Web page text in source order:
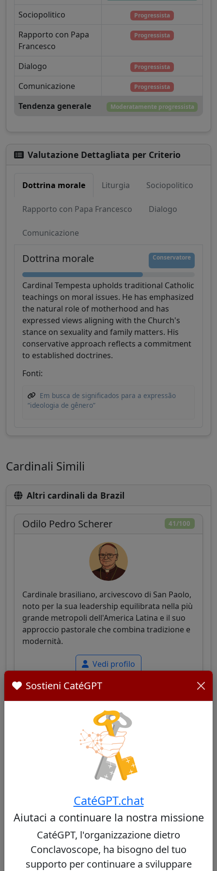
Sociopolitico
Progressista
Rapporto con Papa
Francesco
Progressista
Dialogo Progressista
Comunicazione Progressista
Tendenza generale Moderatamente progressista
Valutazione Dettagliata per Criterio
Dottrina morale Liturgia Sociopolitico
Rapporto con Papa Francesco Dialogo
Comunicazione
Dottrina morale Conservatore
Cardinal Tempesta upholds traditional Catholic
teachings on moral issues. He has emphasized
the natural role of motherhood and has
expressed views aligning with the Church's
stance on sexuality and family matters. His
conservative approach reflects a commitment
to established doctrines.
Fonti:
Em busca de significados para a expressão
“ideologia de gênero”
Cardinali Simili
Altri cardinali da Brazil
41/100
Odilo Pedro Scherer
Cardinale brasiliano, arcivescovo di San Paolo,
noto per la sua leadership equilibrata nella più
grande metropoli dell'America Latina e il suo
approccio pastorale che combina tradizione e
modernità.
Vedi profilo
Paulo Cezar Costa
Cardinale brasiliano, arcivescovo di Brasilia,
approccio pastorale equilibrato, combinando
tradizione cattolica e sensibilità alle questioni
Vedi profilo
Sostieni CatéGPT
CatéGPT.chat
Aiutaci a continuare la nostra missione
CatéGPT, l'organizzazione dietro
Conclavoscope, ha bisogno del tuo
supporto per continuare a sviluppare